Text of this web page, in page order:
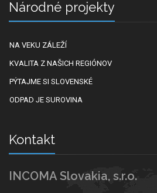
Národné projekty
NA VEKU ZÁLEŽÍ
KVALITA Z NAŠICH REGIÓNOV
PÝTAJME SI SLOVENSKÉ
ODPAD JE SUROVINA
Kontakt
INCOMA Slovakia, s.r.o.